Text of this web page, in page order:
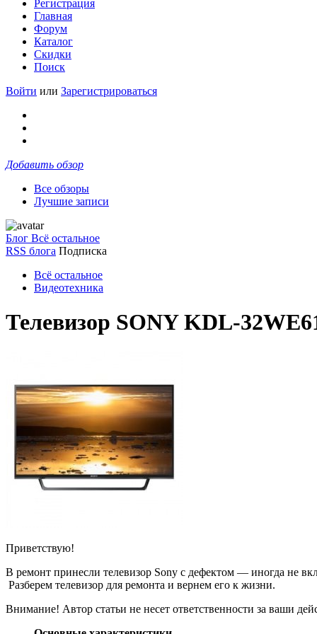
Регистрация
Главная
Форум
Каталог
Скидки
Поиск
Войти или Зарегистрироваться
Добавить обзор
Все обзоры
Лучшие записи
Блог Всё остальное
RSS блога Подписка
Всё остальное
Видеотехника
Телевизор SONY KDL-
Приветствую!
В ремонт принесли телевизор Sony с дефектом — иногда не
Разберем телевизор для ремонта и вернем его к жизни.
Внимание! Автор статьи не несет ответственности за ваши